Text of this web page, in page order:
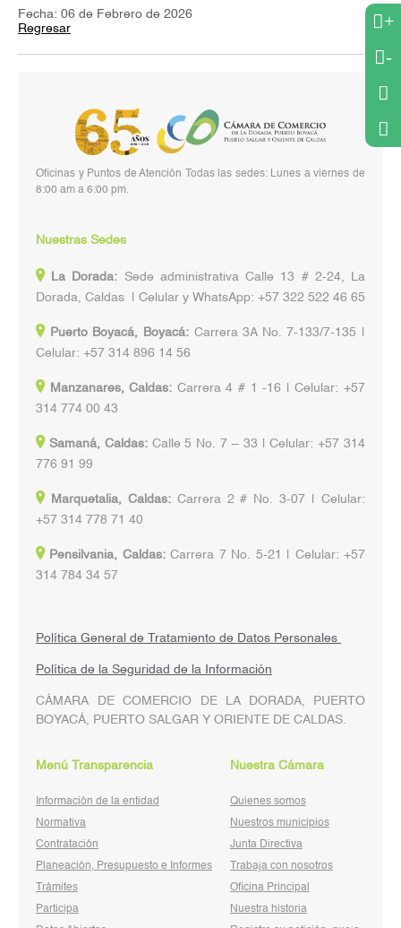
Fecha: 06 de Febrero de 2026
Regresar
+
-
Oficinas y Puntos de Atención Todas las sedes: Lunes a viernes de
8:00 am a 6:00 pm.
Nuestras Sedes
La Dorada: Sede administrativa Calle 13 # 2-24, La
Dorada, Caldas | Celular y WhatsApp: +57 322 522 46 65
Puerto Boyacá, Boyacá:Carrera 3A No. 7-133/7-135 |
Celular: +57 314 896 14 56
Manzanares, Caldas: Carrera 4 # 1 -16 | Celular: +57
314 774 00 43
Samaná, Caldas: Calle 5 No. 7 – 33 | Celular: +57 314
776 91 99
Marquetalia, Caldas:Carrera 2 # No. 3-07 | Celular:
+57 314 778 71 40
Pensilvania, Caldas:Carrera 7 No. 5-21 | Celular: +57
314 784 34 57
Política General de Tratamiento de Datos Personales
Política de la Seguridad de la Información
CÁMARA DE COMERCIO DE LA DORADA, PUERTO
BOYACÁ, PUERTO SALGAR Y ORIENTE DE CALDAS.
Menú Transparencia
Información de la entidad
Normativa
Contratación
Planeación, Presupuesto e Informes
Trámites
Participa
Nuestra Cámara
Quienes somos
Nuestros municipios
Junta Directiva
Trabaja con nosotros
Oficina Principal
Nuestra historia